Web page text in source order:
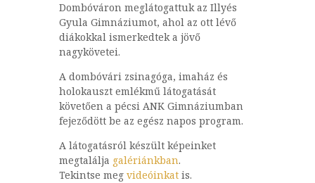
Dombóváron meglátogattuk az Illyés
Gyula Gimnáziumot, ahol az ott lévő
diákokkal ismerkedtek a jövő
nagykövetei.
A dombóvári zsinagóga, imaház és
holokauszt emlékmű látogatását
követően a pécsi ANK Gimnáziumban
fejeződött be az egész napos program.
A látogatásról készült képeinket
megtalálja galériánkban.
Tekintse meg videóinkat is.